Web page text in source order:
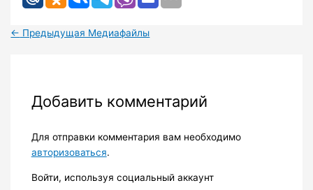
← Предыдущая Медиафайлы
Добавить комментарий
Для отправки комментария вам необходимо
авторизоваться.
Войти, используя социальный аккаунт